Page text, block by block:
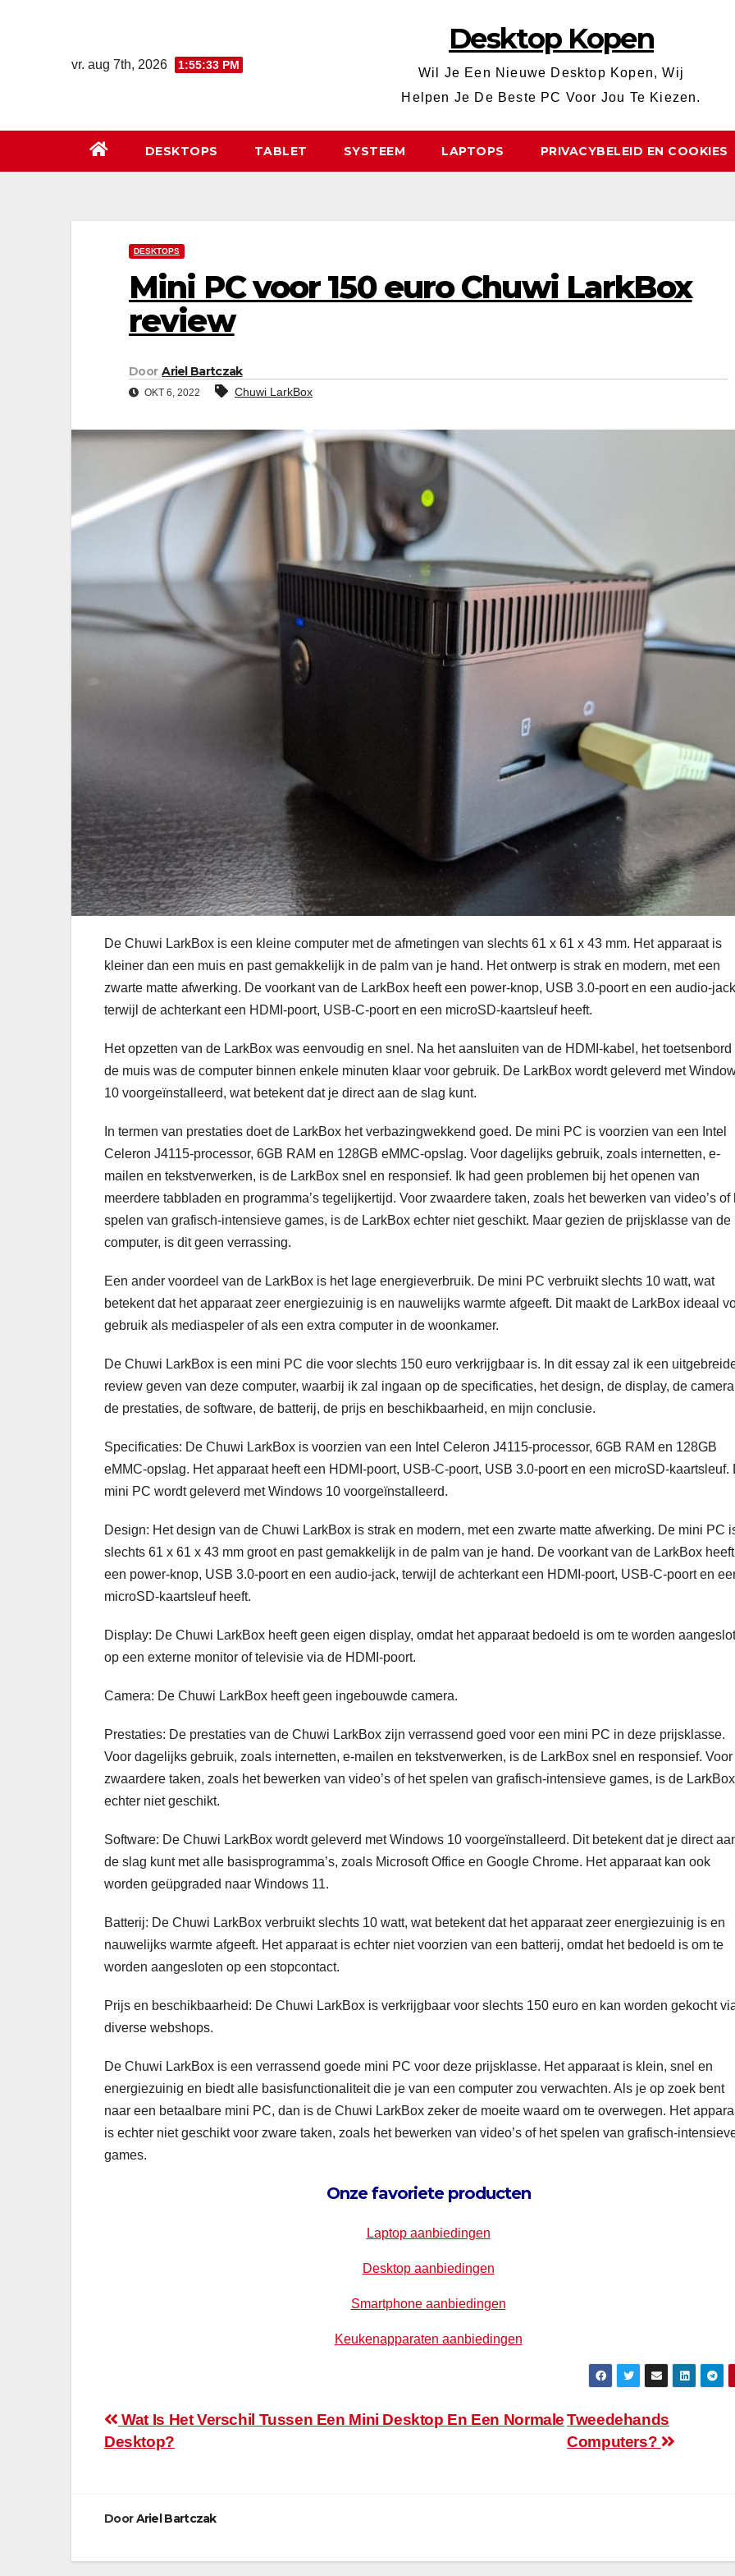
vr. aug 7th, 2026 1:55:34 PM
Desktop Kopen
Wil Je Een Nieuwe Desktop Kopen, Wij
Helpen Je De Beste PC Voor Jou Te Kiezen.
DESKTOPS TABLET SYSTEEM LAPTOPS PRIVACYBELEID EN COOKIES
DESKTOPS
Mini PC voor 150 euro Chuwi LarkBox
review
Door Ariel Bartczak
OKT 6, 2022 Chuwi LarkBox
De Chuwi LarkBox is een kleine computer met de afmetingen van slechts 61 x 61 x 43 mm. Het apparaat is
kleiner dan een muis en past gemakkelijk in de palm van je hand. Het ontwerp is strak en modern, met een
zwarte matte afwerking. De voorkant van de LarkBox heeft een power-knop, USB 3.0-poort en een audio-
terwijl de achterkant een HDMI-poort, USB-C-poort en een microSD-kaartsleuf heeft.
Het opzetten van de LarkBox was eenvoudig en snel. Na het aansluiten van de HDMI-kabel, het toetsenbord
de muis was de computer binnen enkele minuten klaar voor gebruik. De LarkBox wordt geleverd met
10 voorgeïnstalleerd, wat betekent dat je direct aan de slag kunt.
In termen van prestaties doet de LarkBox het verbazingwekkend goed. De mini PC is voorzien van een Intel
Celeron J4115-processor, 6GB RAM en 128GB eMMC-opslag. Voor dagelijks gebruik, zoals internetten, e-
mailen en tekstverwerken, is de LarkBox snel en responsief. Ik had geen problemen bij het openen van
meerdere tabbladen en programma’s tegelijkertijd. Voor zwaardere taken, zoals het bewerken van video’s of
spelen van grafisch-intensieve games, is de LarkBox echter niet geschikt. Maar gezien de prijsklasse van de
computer, is dit geen verrassing.
Een ander voordeel van de LarkBox is het lage energieverbruik. De mini PC verbruikt slechts 10 watt, wat
betekent dat het apparaat zeer energiezuinig is en nauwelijks warmte afgeeft. Dit maakt de LarkBox ideaal
gebruik als mediaspeler of als een extra computer in de woonkamer.
De Chuwi LarkBox is een mini PC die voor slechts 150 euro verkrijgbaar is. In dit essay zal ik een
review geven van deze computer, waarbij ik zal ingaan op de specificaties, het design, de display, de
de prestaties, de software, de batterij, de prijs en beschikbaarheid, en mijn conclusie.
Specificaties: De Chuwi LarkBox is voorzien van een Intel Celeron J4115-processor, 6GB RAM en 128GB
eMMC-opslag. Het apparaat heeft een HDMI-poort, USB-C-poort, USB 3.0-poort en een microSD-kaartsleuf.
mini PC wordt geleverd met Windows 10 voorgeïnstalleerd.
Design: Het design van de Chuwi LarkBox is strak en modern, met een zwarte matte afwerking. De mini PC
slechts 61 x 61 x 43 mm groot en past gemakkelijk in de palm van je hand. De voorkant van de LarkBox heeft
een power-knop, USB 3.0-poort en een audio-jack, terwijl de achterkant een HDMI-poort, USB-C-poort en
microSD-kaartsleuf heeft.
Display: De Chuwi LarkBox heeft geen eigen display, omdat het apparaat bedoeld is om te worden
op een externe monitor of televisie via de HDMI-poort.
Camera: De Chuwi LarkBox heeft geen ingebouwde camera.
Prestaties: De prestaties van de Chuwi LarkBox zijn verrassend goed voor een mini PC in deze prijsklasse.
Voor dagelijks gebruik, zoals internetten, e-mailen en tekstverwerken, is de LarkBox snel en responsief. Voor
zwaardere taken, zoals het bewerken van video’s of het spelen van grafisch-intensieve games, is de LarkBox
echter niet geschikt.
Software: De Chuwi LarkBox wordt geleverd met Windows 10 voorgeïnstalleerd. Dit betekent dat je direct
de slag kunt met alle basisprogramma’s, zoals Microsoft Office en Google Chrome. Het apparaat kan ook
worden geüpgraded naar Windows 11.
Batterij: De Chuwi LarkBox verbruikt slechts 10 watt, wat betekent dat het apparaat zeer energiezuinig is en
nauwelijks warmte afgeeft. Het apparaat is echter niet voorzien van een batterij, omdat het bedoeld is om te
worden aangesloten op een stopcontact.
Prijs en beschikbaarheid: De Chuwi LarkBox is verkrijgbaar voor slechts 150 euro en kan worden gekocht
diverse webshops.
De Chuwi LarkBox is een verrassend goede mini PC voor deze prijsklasse. Het apparaat is klein, snel en
energiezuinig en biedt alle basisfunctionaliteit die je van een computer zou verwachten. Als je op zoek bent
naar een betaalbare mini PC, dan is de Chuwi LarkBox zeker de moeite waard om te overwegen. Het
is echter niet geschikt voor zware taken, zoals het bewerken van video’s of het spelen van grafisch-
games.
Onze favoriete producten
Laptop aanbiedingen
Desktop aanbiedingen
Smartphone aanbiedingen
Keukenapparaten aanbiedingen
Bericht
navigatie
Tweedehands
Computers?
Wat Is Het Verschil Tussen Een Mini Desktop En Een Normale
Desktop?
DoorAriel Bartczak